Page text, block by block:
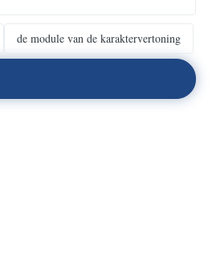
de module van de karaktervertoning